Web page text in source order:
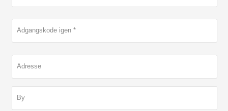
Adgangskode igen *
Adresse
By